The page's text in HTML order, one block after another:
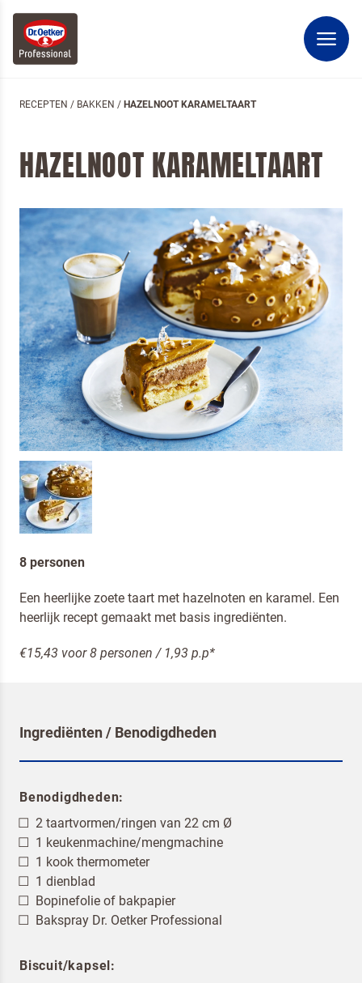
RECEPTEN / BAKKEN / HAZELNOOT KARAMELTAART
HAZELNOOT KARAMELTAART
8 personen
Een heerlijke zoete taart met hazelnoten en karamel. Een
heerlijk recept gemaakt met basis ingrediënten.
€15,43 voor 8 personen / 1,93 p.p*
Ingrediënten / Benodigdheden
Benodigdheden:
2 taartvormen/ringen van 22 cm Ø
1 keukenmachine/mengmachine
1 kook thermometer
1 dienblad
Bopinefolie of bakpapier
Bakspray Dr. Oetker Professional
Biscuit/kapsel: